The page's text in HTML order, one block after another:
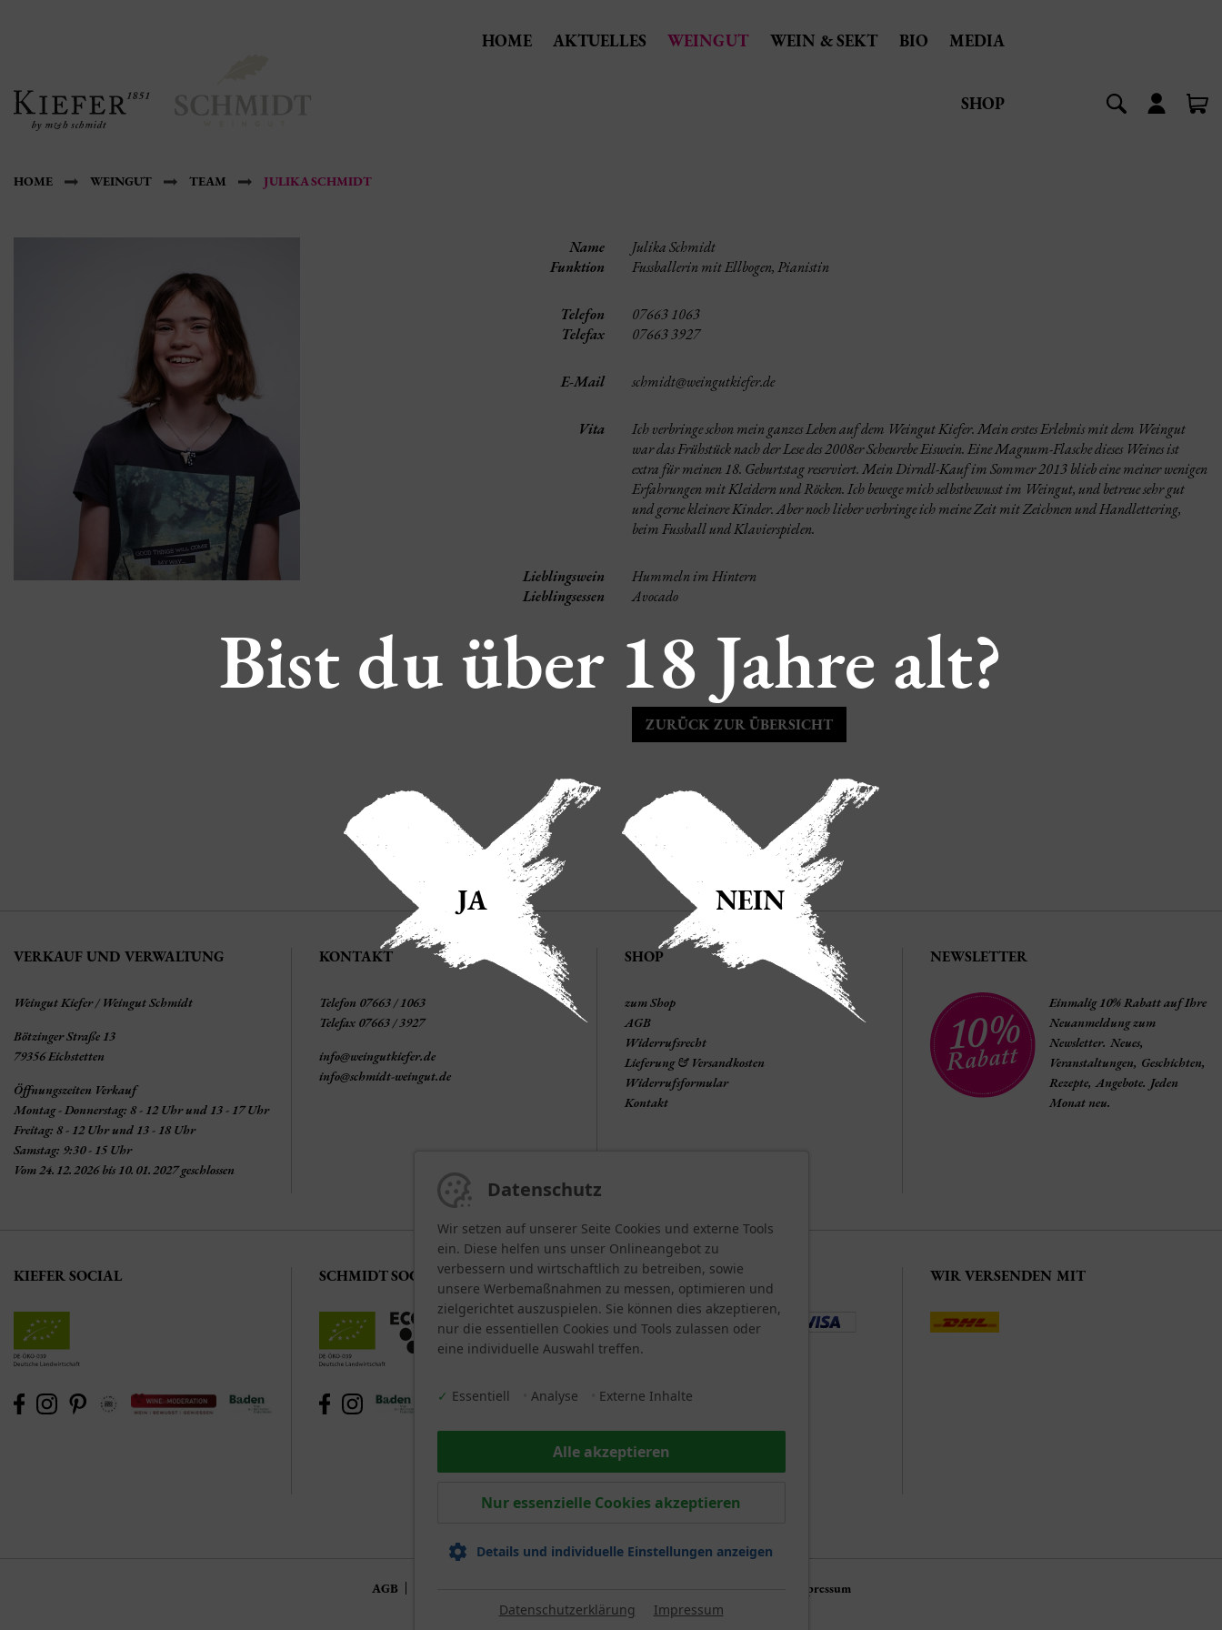
HOME AKTUELLES WEINGUT WEIN & SEKT BIO MEDIA
SHOP
HOME WEINGUT TEAM JULIKA SCHMIDT
Name
Julika Schmidt
Funktion
Fussballerin mit Ellbogen, Pianistin
Telefon
Telefax
07663 1063
07663 3927
E-Mail schmidt@weingutkiefer.de
Vita
Ich verbringe schon mein ganzes Leben auf dem Weingut Kiefer. Mein erstes Erlebnis mit dem Weingut
war das Frühstück nach der Lese des 2008er Scheurebe Eiswein. Eine Magnum-Flasche dieses Weines ist
extra für meinen 18. Geburtstag reserviert. Mein Dirndl-Kauf im Sommer 2013 blieb eine meiner wenigen
Erfahrungen mit Kleidern und Röcken. Ich bewege mich selbstbewusst im Weingut, und betreue sehr gut
und gerne kleinere Kinder. Aber noch lieber verbringe ich meine Zeit mit Zeichnen und Handlettering,
beim Fussball und Klavierspielen.
Lieblingswein
Hummeln im Hintern
Lieblingsessen
Avocado
ZURÜCK ZUR ÜBERSICHT
VERKAUF UND VERWALTUNG
Weingut Kiefer / Weingut Schmidt
Bötzinger Straße 13
79356 Eichstetten
Öffnungszeiten Verkauf
Montag - Donnerstag: 8 - 12 Uhr und 13 - 17 Uhr
Freitag: 8 - 12 Uhr und 13 - 18 Uhr
Samstag: 9:30 - 15 Uhr
Vom 24.12.2026 bis 10.01.2027 geschlossen
KONTAKT
Telefon 07663 / 1063
Telefax 07663 / 3927
info@weingutkiefer.de
info@schmidt-weingut.de
SHOP
zum Shop
AGB
Widerrufsrecht
Lieferung & Versandkosten
Widerrufsformular
Kontakt
NEWSLETTER
Einmalig 10% Rabatt auf Ihre
Neuanmeldung zum
Newsletter. Neues,
Veranstaltungen, Geschichten,
Rezepte, Angebote. Jeden
Monat neu.
KIEFER SOCIAL SCHMIDT SOCIAL BEZAHLARTEN WIR VERSENDEN MIT
AGB Impressum
Bist du über 18 Jahre alt?
JA NEIN
Datenschutz
Wir setzen auf unserer Seite Cookies und externe Tools
ein. Diese helfen uns unser Onlineangebot zu
verbessern und wirtschaftlich zu betreiben, sowie
unsere Werbemaßnahmen zu messen, optimieren und
zielgerichtet auszuspielen. Sie können dies akzeptieren,
nur die essentiellen Cookies und Tools zulassen oder
eine individuelle Auswahl treffen.
✓ Essentiell Analyse Externe Inhalte
Alle akzeptieren
Nur essenzielle Cookies akzeptieren
Details und individuelle Einstellungen anzeigen
Datenschutzerklärung Impressum